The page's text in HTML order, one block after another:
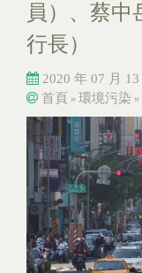
員）、蔡中
行長）
2020 年 07 月 13
您在這裡
首頁 » 環境污染 »
您在這裡